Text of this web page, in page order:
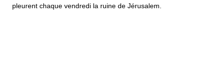
pleurent chaque vendredi la ruine de Jérusalem.